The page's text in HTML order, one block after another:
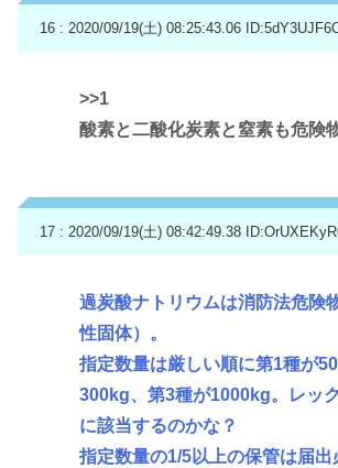
16 : 2020/09/19(土) 08:25:43.06
>>1
酸素と二酸化炭素と窒素も危険
17 : 2020/09/19(土) 08:42:49.38
過炭酸ナトリウムは消防法危険
性固体）。
指定数量は厳しい順に第1種が
300kg、第3種が1000kg。レッ
に該当するのかな？
指定数量の1/5以上の保管は届